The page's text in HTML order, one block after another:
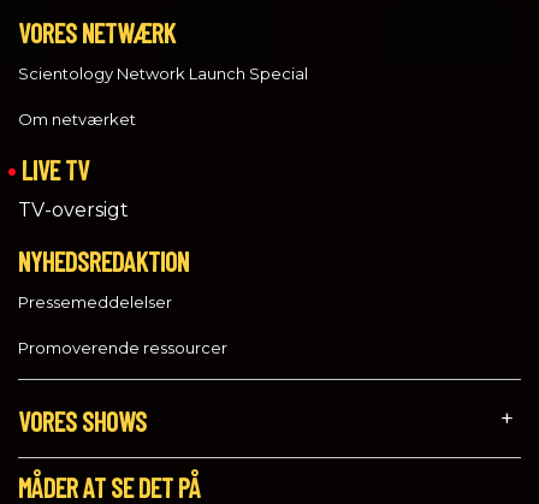
VORES NETWÆRK
Scientology Network Launch Special
Om netværket
LIVE TV
TV-oversigt
NYHEDSREDAKTION
Pressemeddelelser
Promoverende ressourcer
VORES SHOWS
MÅDER AT SE DET PÅ